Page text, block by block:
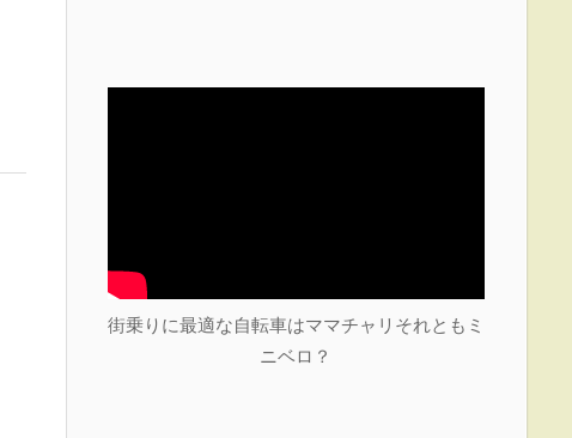
街乗りに最適な自転車はママチャリそれともミ
ニベロ？